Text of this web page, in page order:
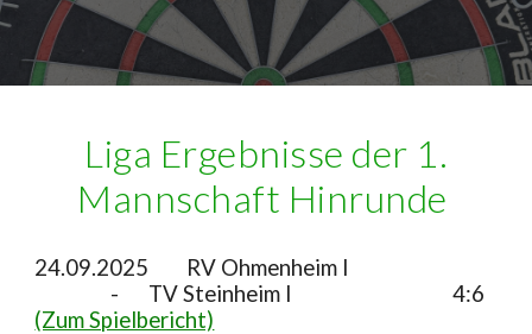
Liga Ergebnisse der 1.
Mannschaft Hinrunde
24.09.2025
RV Ohmenheim I
-
TV Steinheim I
4:6
(Zum Spielbericht)